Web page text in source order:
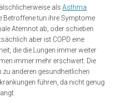
alsAsthma
Betroffene tun ihre Symptome
Atemnot ab, oder schieben
aber ist COPD eine
die die Lungen immer weiter
immer mehr erschwert. Die
anderen gesundheitlichen
führen, da nicht genug